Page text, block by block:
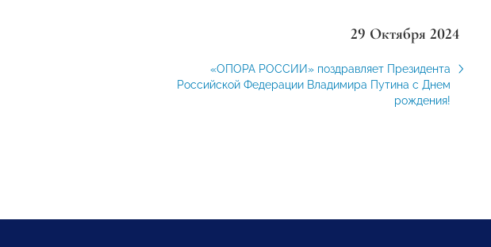
29 Октября 2024
«ОПОРА РОССИИ» поздравляет Президента
Российской Федерации Владимира Путина с Днем
рождения!